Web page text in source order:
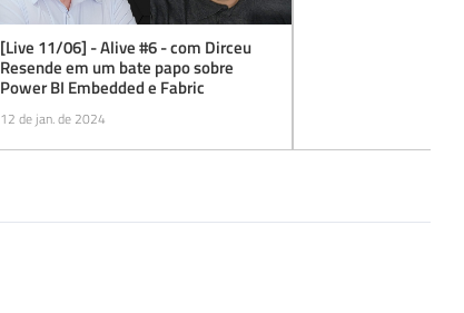
[Live 11/06] - Alive #6 - com Dirceu
Resende em um bate papo sobre
Power BI Embedded e Fabric
12 de jan. de 2024